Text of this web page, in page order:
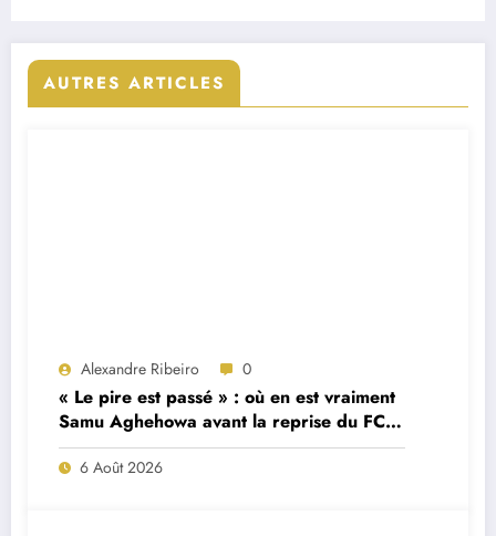
AUTRES ARTICLES
Alexandre Ribeiro 0
« Le pire est passé » : où en est vraiment
Samu Aghehowa avant la reprise du FC
Porto ?
6 Août 2026